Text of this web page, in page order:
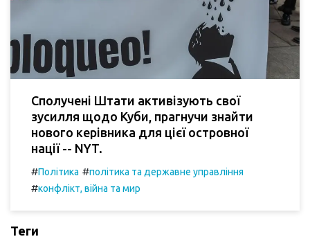
Сполучені Штати активізують свої
зусилля щодо Куби, прагнучи знайти
нового керівника для цієї островної
нації -- NYT.
#Політика #політика та державне управління
#конфлікт, війна та мир
Теги